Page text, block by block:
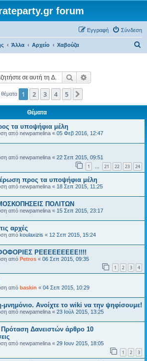
forum
Σύνδεση
Εγγραφή
Άλλα Αρχείο Χαβούζα
Αναζήτηση
θέματα 1 2 3 4 5
Θέματα
τα υποψήφια μέλη
από newpamelina « 05 Φεβ 2016, 12:47
από newpamelina « 22 Σεπ 2015, 09:51
1 … 21 22 23 24
προς τα υποψήφια μέλη
από newpamelina « 18 Σεπ 2015, 11:25
ΠΟΛΙΤΩΝ
από newpamelina « 15 Σεπ 2015, 23:17
αρχές
από koulaxizis « 12 Σεπ 2015, 15:24
ΡΕΕΕΕΕΕΕΕΕ!!!!
από Petros « 06 Σεπ 2015, 09:35
1 2 3 4
από baskin « 04 Σεπ 2015, 10:29
Ανοίχτε το wiki να την ψηφίσουμε!
από newpamelina « 23 Ιούλ 2015, 13:25
Πρόταση Δανειστών άρθρο 10
από newpamelina « 29 Ιουν 2015, 18:05
1 2 3